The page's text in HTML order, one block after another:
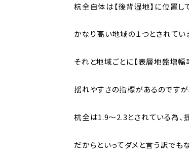
杭全自体は【後背湿地】に位置し
かなり高い地域の１つとされてい
それと地域ごとに【表層地盤増幅
揺れやすさの指標があるのですが
杭全は1.9～2.3とされている為、
だからといってダメと言う訳でも